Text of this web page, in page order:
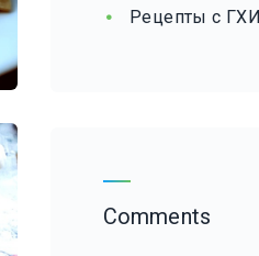
Рецепты с ГХИ
Comments